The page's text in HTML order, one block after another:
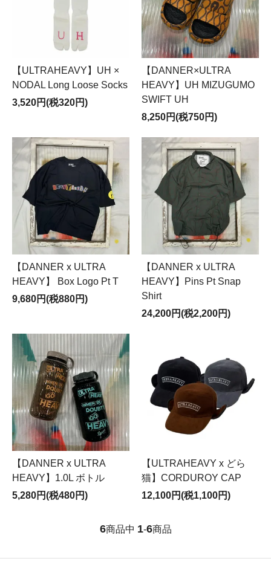
【ULTRAHEAVY】UH ×
NODAL Long Loose Socks
3,520円(税320円)
【DANNER×ULTRA
HEAVY】UH MIZUGUMO
SWIFT UH
8,250円(税750円)
【DANNER x ULTRA
HEAVY】 Box Logo Pt T
9,680円(税880円)
【DANNER x ULTRA
HEAVY】Pins Pt Snap
Shirt
24,200円(税2,200円)
【DANNER x ULTRA
HEAVY】1.0L ボトル
5,280円(税480円)
【ULTRAHEAVY x どら
猫】CORDUROY CAP
12,100円(税1,100円)
6商品中 1-6商品